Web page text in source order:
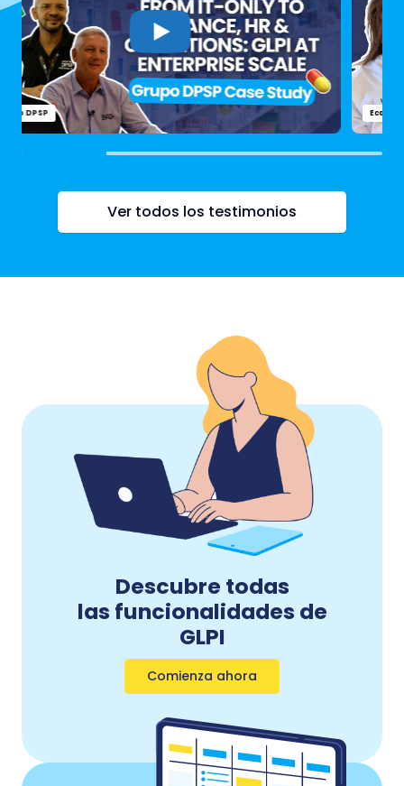
Econocom
Ver todos los testimonios
Descubre todas
las funcionalidades de
GLPI
Comienza ahora